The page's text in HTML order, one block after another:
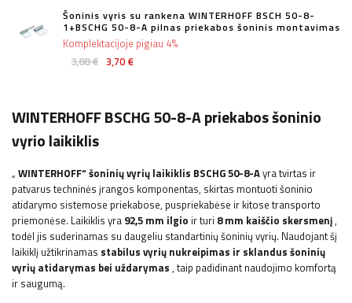
Šoninis vyris su rankena WINTERHOFF BSCH 50-8-
1+BSCHG 50-8-A pilnas priekabos šoninis montavimas
3,88 € 3,70 €
Komplektacijoje pigiau 4%
WINTERHOFF BSCHG 50-8-A priekabos šoninio
vyrio laikiklis
„ WINTERHOFF“šoninių vyrių laikiklis BSCHG 50-8-Ayra tvirtas ir
patvarus techninės įrangos komponentas, skirtas montuoti šoninio
atidarymo sistemose priekabose, puspriekabėse ir kitose transporto
priemonėse. Laikiklis yra 92,5 mm ilgio ir turi 8 mm kaiščio skersmenį,
todėl jis suderinamas su daugeliu standartinių šoninių vyrių. Naudojant šį
laikiklį užtikrinamas stabilus vyrių nukreipimas ir sklandus šoninių
vyrių atidarymas bei uždarymas , taip padidinant naudojimo komfortą
ir saugumą.